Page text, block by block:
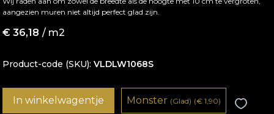
aangezien muren niet altijd perfect glad zijn.
€36,18 / m2
Product-code (SKU) VLDLW1068S
In winkelwagentje Monster (Glad) (€1,90)